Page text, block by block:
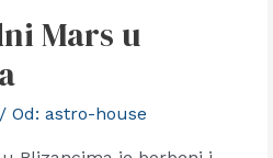
Mars u
/ Od: astro-house